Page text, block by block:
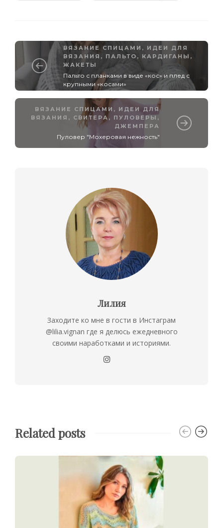
ВЯЗАНИЕ СПИЦАМИ , ИДЕИ ДЛЯ
ВЯЗАНИЯ , ПАЛЬТО, КАРДИГАНЫ,
ЖАКЕТЫ
Пальто с планками в виде «кос» и плед с
крупными «косами»
ВЯЗАНИЕ СПИЦАМИ , ИДЕИ ДЛЯ
ВЯЗАНИЯ , СВИТЕРА, ПУЛОВЕРЫ,
ДЖЕМПЕРА
Пуловер "Мохеровая нежность"
Лилия
Заходите ко мне в гости в Инстаграм
@lilia.vignan где я делюсь ежедневного
своими наработками и историями.
Related posts